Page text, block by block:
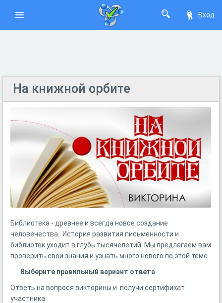
Вход
На книжной орбите
Библиотека - древнее и всегда новое создание
человечества. История развития письменности и
библиотек уходит в глубь тысячелетий. Мы предлагаем вам
проверить свои знания и узнать много нового по этой теме.
Выберите правильный вариант ответа
Ответь на вопрося викторины и получи сертификат
участника